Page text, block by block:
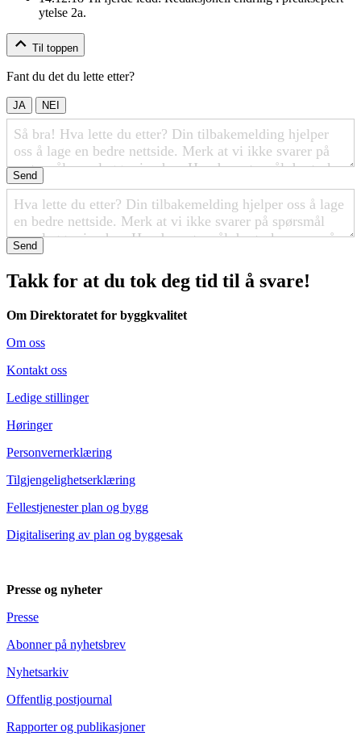
ytelse 2a.
Til toppen
Fant du det du lette etter?
JA NEI
Send
Send
Takk for at du tok deg tid til å svare!
Om Direktoratet for byggkvalitet
Om oss
Kontakt oss
Ledige stillinger
Høringer
Personvernerklæring
Tilgjengelighetserklæring
Fellestjenester plan og bygg
Digitalisering av plan og byggesak
Presse og nyheter
Presse
Abonner på nyhetsbrev
Nyhetsarkiv
Offentlig postjournal
Rapporter og publikasjoner